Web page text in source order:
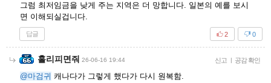
그럼 최저임금을 낮게 주는 지역은 더 망합니다. 일본의 예를 보시
면 이해되실겁니다.
답글 0
2
홀리피면줘 26-06-16 19:44 신고 | 공감 확인
@마검귀 캐나다가 그렇게 했다가 다시 원복함.